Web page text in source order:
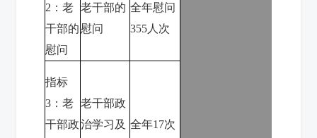
2 ：老
干部的
慰问
老干部的
慰问
全年慰问
355 人次
指标
3 ：老
干部政
老干部政
治学习及 全年17次